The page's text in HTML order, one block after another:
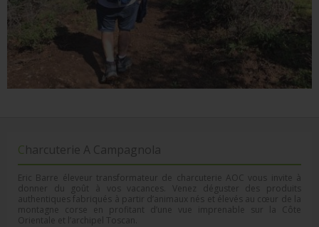
Charcuterie A Campagnola
Eric Barre éleveur transformateur de charcuterie AOC vous invite à
donner du goût à vos vacances. Venez déguster des produits
authentiques fabriqués à partir d’animaux nés et élevés au cœur de la
montagne corse en profitant d’une vue imprenable sur la Côte
Orientale et l’archipel Toscan.